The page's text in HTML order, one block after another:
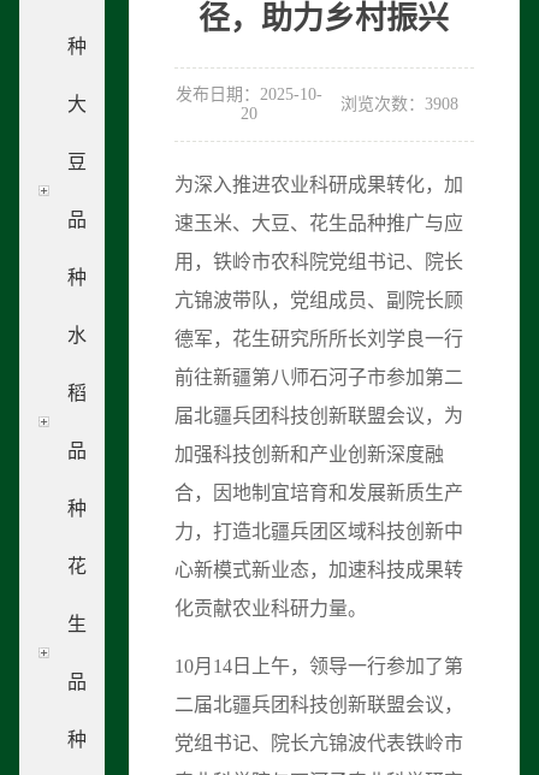
种
大
豆
品
种
水
稻
品
种
花
生
品
种
径，助力乡村振兴
发布日期：2025-10-
20
浏览次数：3908
为深入推进农业科研成果转化，加
速玉米、大豆、花生品种推广与应
用，铁岭市农科院党组书记、院长
亢锦波带队，党组成员、副院长顾
德军，花生研究所所长刘学良一行
前往新疆第八师石河子市参加第二
届北疆兵团科技创新联盟会议，为
加强科技创新和产业创新深度融
合，因地制宜培育和发展新质生产
力，打造北疆兵团区域科技创新中
心新模式新业态，加速科技成果转
化贡献农业科研力量。
10月14日上午，领导一行参加了第
二届北疆兵团科技创新联盟会议，
党组书记、院长亢锦波代表铁岭市